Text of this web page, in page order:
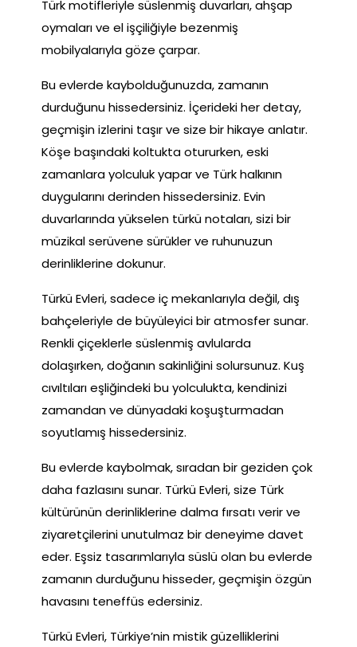
Türk motifleriyle süslenmiş duvarları, ahşap
oymaları ve el işçiliğiyle bezenmiş
mobilyalarıyla göze çarpar.
Bu evlerde kaybolduğunuzda, zamanın
durduğunu hissedersiniz. İçerideki her detay,
geçmişin izlerini taşır ve size bir hikaye anlatır.
Köşe başındaki koltukta otururken, eski
zamanlara yolculuk yapar ve Türk halkının
duygularını derinden hissedersiniz. Evin
duvarlarında yükselen türkü notaları, sizi bir
müzikal serüvene sürükler ve ruhunuzun
derinliklerine dokunur.
Türkü Evleri, sadece iç mekanlarıyla değil, dış
bahçeleriyle de büyüleyici bir atmosfer sunar.
Renkli çiçeklerle süslenmiş avlularda
dolaşırken, doğanın sakinliğini solursunuz. Kuş
cıvıltıları eşliğindeki bu yolculukta, kendinizi
zamandan ve dünyadaki koşuşturmadan
soyutlamış hissedersiniz.
Bu evlerde kaybolmak, sıradan bir geziden çok
daha fazlasını sunar. Türkü Evleri, size Türk
kültürünün derinliklerine dalma fırsatı verir ve
ziyaretçilerini unutulmaz bir deneyime davet
eder. Eşsiz tasarımlarıyla süslü olan bu evlerde
zamanın durduğunu hisseder, geçmişin özgün
havasını teneffüs edersiniz.
Türkü Evleri, Türkiye’nin mistik güzelliklerini